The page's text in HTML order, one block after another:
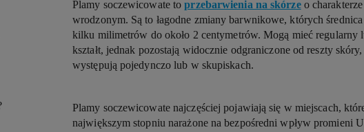
Plamy soczewicowate toprzebarwienia na skórzeo
wrodzonym. Są to łagodne zmiany barwnikowe, których
kilku milimetrów do około 2 centymetrów. Mogą mieć regularny
kształt, jednak pozostają widocznie odgraniczone od reszty
występują pojedynczo lub w skupiskach.
Plamy soczewicowate najczęściej pojawiają się w miejscach,
największym stopniu narażone na bezpośredni wpływ promieni